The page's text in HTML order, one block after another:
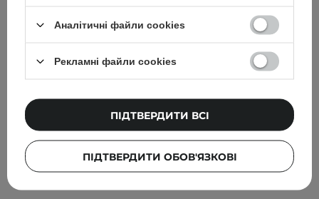
Geek & Gorgeous - Сироватка з вітаміном С 15% - C-
529,00 ГРН
Аналітичні файли cookies
Рекламні файли cookies
ПІДТВЕРДИТИ ОБОВ'ЯЗКОВІ
ПІДТВЕРДИТИ ВСІ